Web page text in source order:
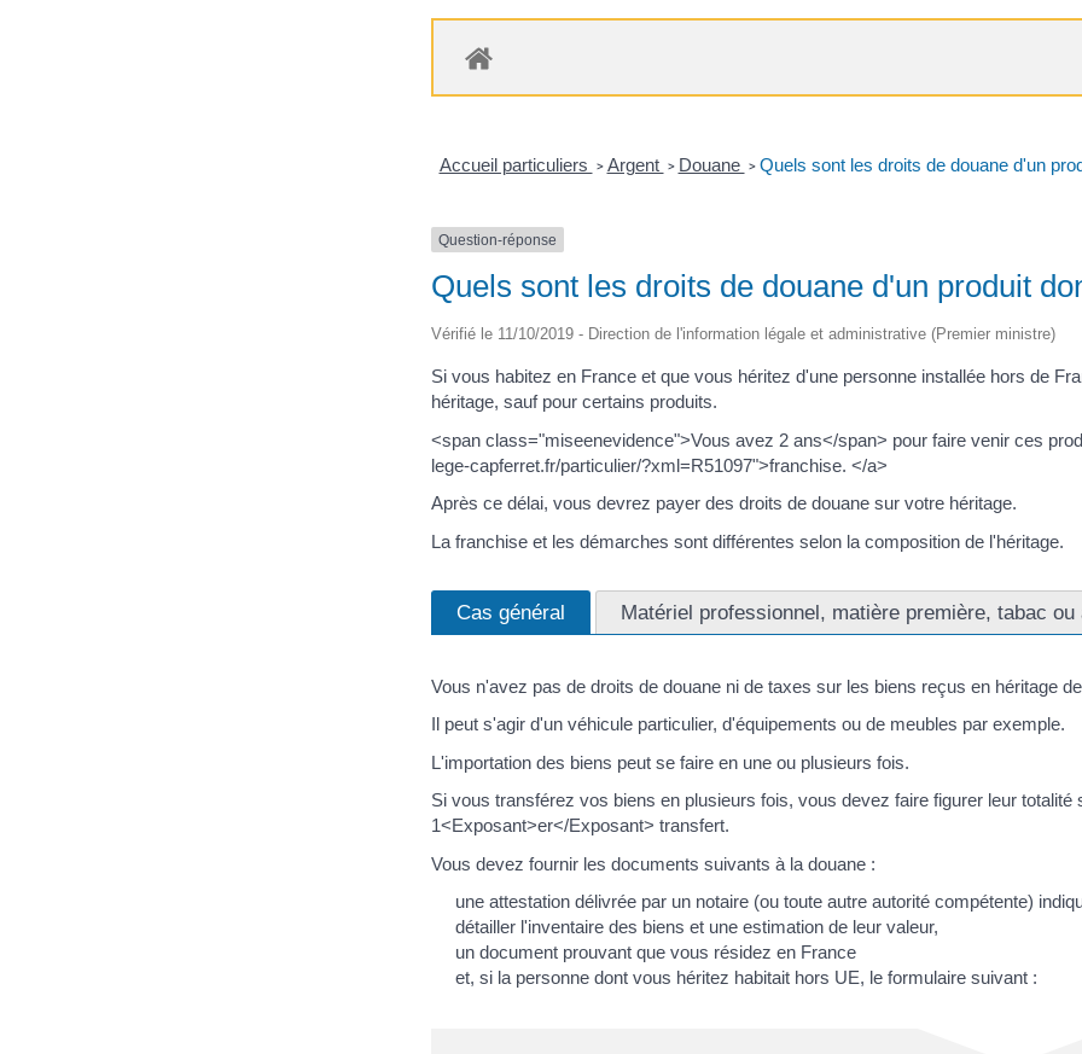
Accueil particuliers > Argent > Douane > Quels sont les droits de douane d'un
Question-réponse
Quels sont les droits de douane d'un produit
Vérifié le 11/10/2019 - Direction de l'information légale et administrative (Premier ministre)
Si vous habitez en France et que vous héritez d'une personne installée hors de
héritage, sauf pour certains produits.
<span class="miseenevidence">Vous avez 2 ans</span> pour faire venir ces
lege-capferret.fr/particulier/?xml=R51097">franchise. </a>
Après ce délai, vous devrez payer des droits de douane sur votre héritage.
La franchise et les démarches sont différentes selon la composition de l'héritage.
Cas général Matériel professionnel, matière première, tabac ou
Vous n'avez pas de droits de douane ni de taxes sur les biens reçus en héritage
Il peut s'agir d'un véhicule particulier, d'équipements ou de meubles par exemple.
L'importation des biens peut se faire en une ou plusieurs fois.
Si vous transférez vos biens en plusieurs fois, vous devez faire figurer leur
1<Exposant>er</Exposant> transfert.
Vous devez fournir les documents suivants à la douane :
une attestation délivrée par un notaire (ou toute autre autorité compétente)
détailler l'inventaire des biens et une estimation de leur valeur,
un document prouvant que vous résidez en France
et, si la personne dont vous héritez habitait hors UE, le formulaire suivant :